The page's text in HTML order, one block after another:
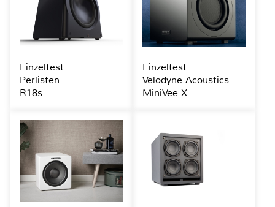
Einzeltest
Perlisten
R18s
Einzeltest
Velodyne Acoustics
MiniVee X